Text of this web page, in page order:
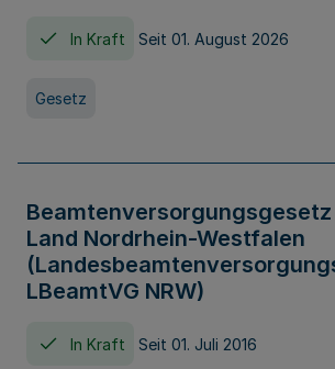
In Kraft Seit 01. August 2026
Gesetz
Land Nordrhein-Westfalen
LBeamtVG NRW)
In Kraft Seit 01. Juli 2016